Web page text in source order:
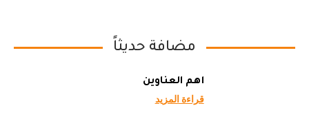
مضافة حديثاً
أهم العناوين
قراءة المزيد